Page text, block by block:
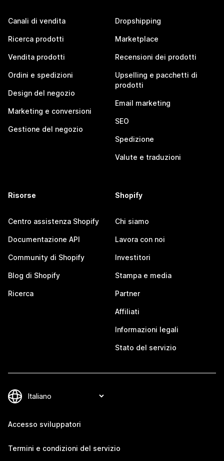
Canali di vendita
Ricerca prodotti
Vendita prodotti
Ordini e spedizioni
Design del negozio
Marketing e conversioni
Gestione del negozio
Dropshipping
Marketplace
Recensioni dei prodotti
Upselling e pacchetti di
prodotti
Email marketing
SEO
Spedizione
Valute e traduzioni
Risorse
Centro assistenza Shopify
Documentazione API
Community di Shopify
Blog di Shopify
Ricerca
Shopify
Chi siamo
Lavora con noi
Investitori
Stampa e media
Partner
Affiliati
Informazioni legali
Stato del servizio
Accesso sviluppatori
Termini e condizioni del servizio